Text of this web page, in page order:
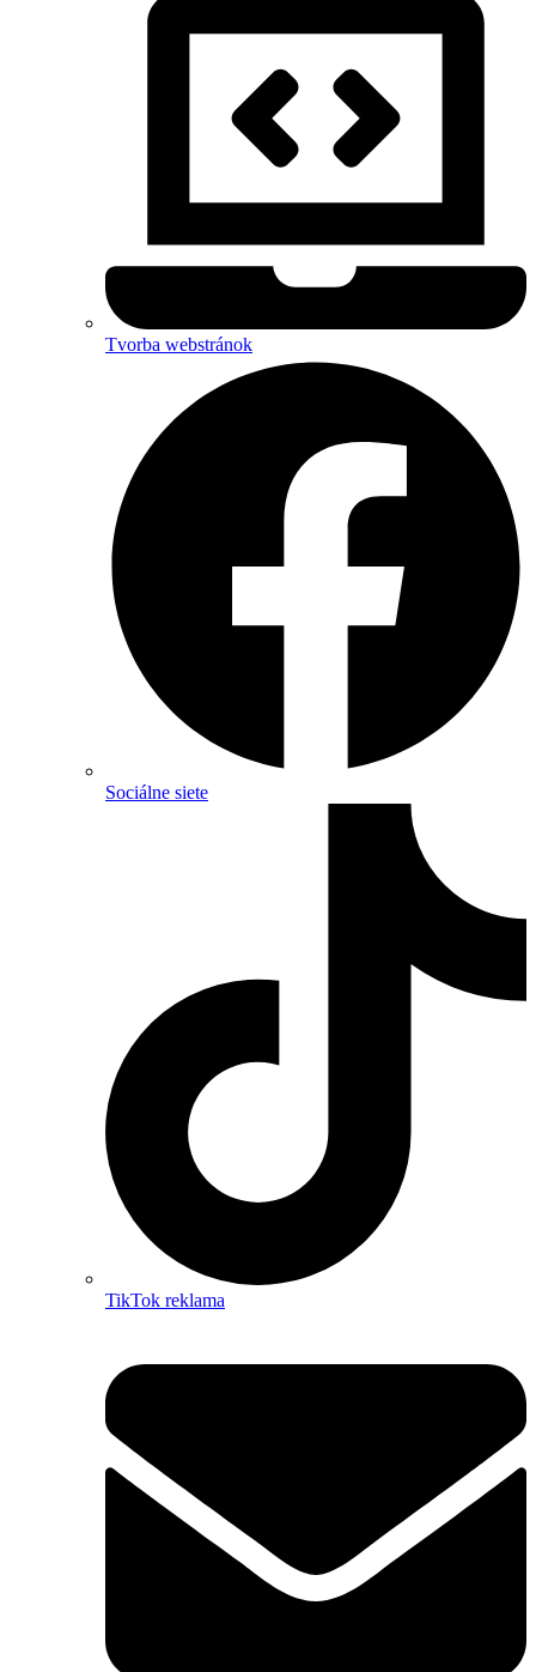
Tvorba webstránok
Sociálne siete
TikTok reklama